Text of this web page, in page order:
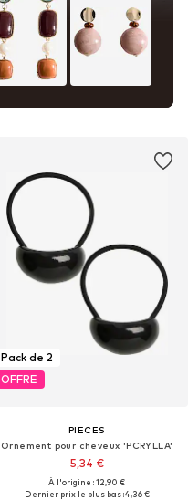
Pack de 2
OFFRE
PIECES
Ornement pour cheveux 'PCRYLLA'
5,34 €
À l'origine : 12,90 €
Dernier prix le plus bas :4,36 €